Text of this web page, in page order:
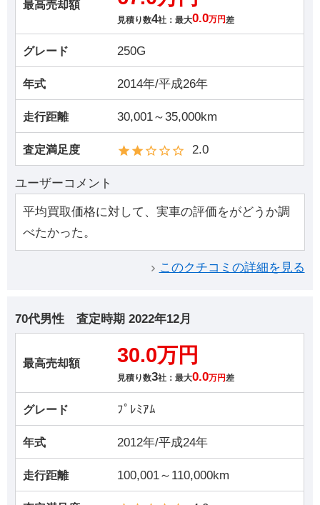
最高売却額
見積り数4社：最大0.0万円差
グレード 250G
年式 2014年/平成26年
走行距離 30,001～35,000km
査定満足度 2.0
ユーザーコメント
平均買取価格に対して、実車の評価をがどうか調
べたかった。
このクチコミの詳細を見る
70代男性 査定時期 2022年12月
最高売却額 30.0万円
見積り数3社：最大0.0万円差
グレード ﾌﾟﾚﾐｱﾑ
年式 2012年/平成24年
走行距離 100,001～110,000km